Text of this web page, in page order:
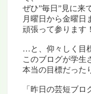
ぜひ”毎日”見に来
月曜日から金曜日
頑張って参ります
…と、仰々しく目
このブログが学生
本当の目標だった
「昨日の芸短ブロ